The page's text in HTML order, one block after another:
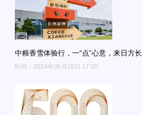
中粮香雪体验行，一“点”心意，来日方长
时间：2024年06月28日 17:20